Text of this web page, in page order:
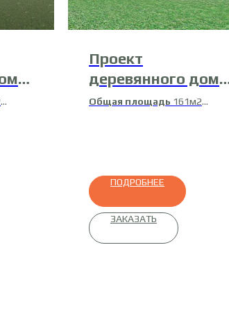
Проект
деревянного дома
15-Д-10
Общая площадь 161м2
ПОДРОБНЕЕ
ЗАКАЗАТЬ